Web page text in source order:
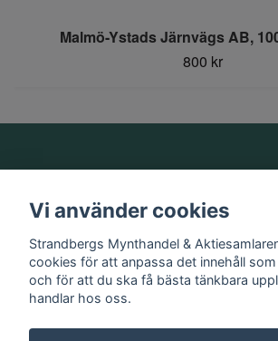
Malmö-Ystads Järnvägs AB,
800 kr
Information
Sociala medier
Vi använder cookies
Strandbergs Mynthandel &
cookies för att anpassa det innehåll
och för att du ska få bästa tänkbara
handlar hos oss.